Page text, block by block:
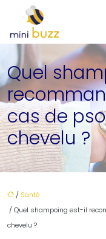
Quel
cas de
chevelu ?
/ Santé
/ Quel shampoing est-il
chevelu ?